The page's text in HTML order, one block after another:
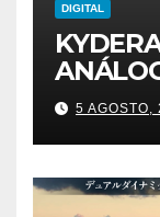
DIGITAL
5 AGOSTO,